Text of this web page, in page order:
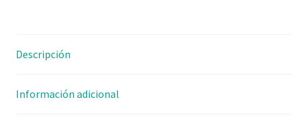
Descripción
Información adicional